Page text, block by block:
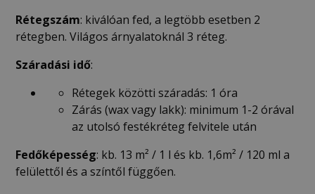
Rétegszám: kiválóan fed, a legtöbb esetben 2
rétegben. Világos árnyalatoknál 3 réteg.
Száradási idő:
Rétegek közötti száradás: 1 óra
Zárás (wax vagy lakk): minimum 1-2 órával
az utolsó festékréteg felvitele után
Fedőképesség: kb. 13 m² / 1 l és kb. 1,6m² / 120 ml a
felülettől és a színtől függően.